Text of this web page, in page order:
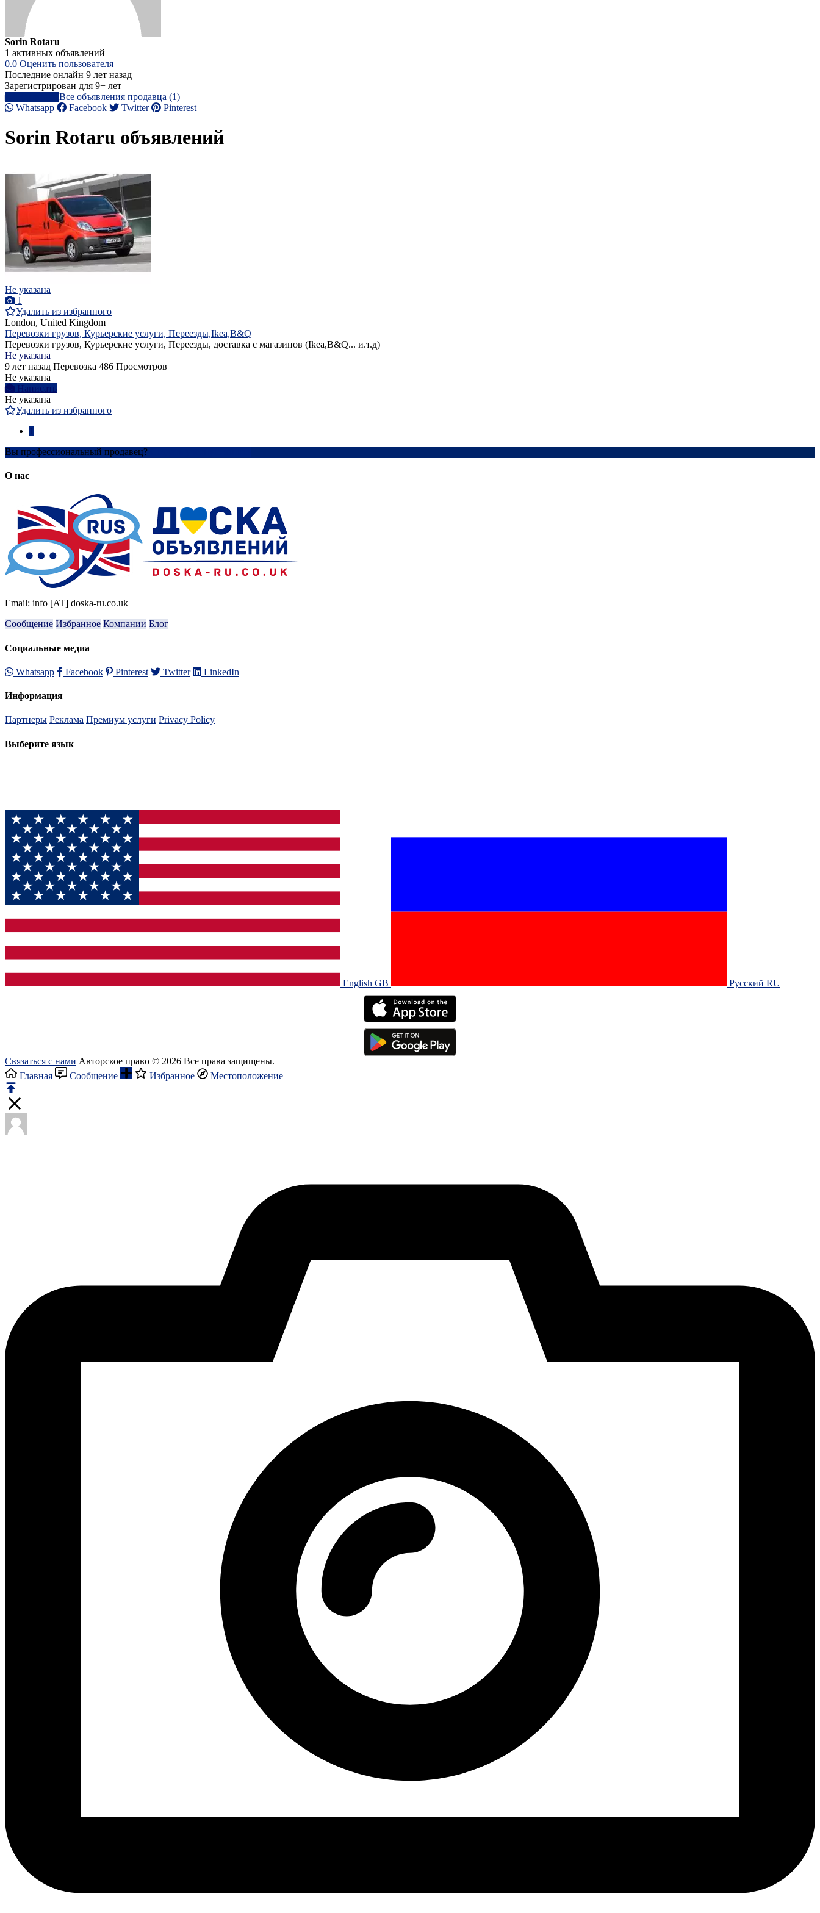
Sorin Rotaru
1 активных объявлений
0.0 Оценить пользователя
Последние онлайн 9 лет назад
Зарегистрирован для 9+ лет
Все объявления продавца (1)
Whatsapp
Facebook Twitter Pinterest
Sorin Rotaru объявлений
Не указана
1
Удалить из избранного
London, United Kingdom
Перевозки грузов, Курьерские услуги, Переезды,Ikea,B&Q
Перевозки грузов, Курьерские услуги, Переезды, доставка с магазинов (Ikea,B&Q... и.т.д)
Не указана
9 лет назад Перевозка 486 Просмотров
Не указана
Написать
Не указана
Удалить из избранного
Вы профессиональный продавец?
О нас
Email: info [AT] doska-ru.co.uk
Сообщение Избранное Компании Блог
Социальные медиа
Whatsapp Facebook Pinterest Twitter LinkedIn
Информация
Партнеры Реклама Премиум услуги Privacy Policy
Выберите язык
English GB‎ Русский RU‎
Связаться с нами Авторское право © 2026 Все права защищены.
Главная
Сообщение Избранное Местоположение